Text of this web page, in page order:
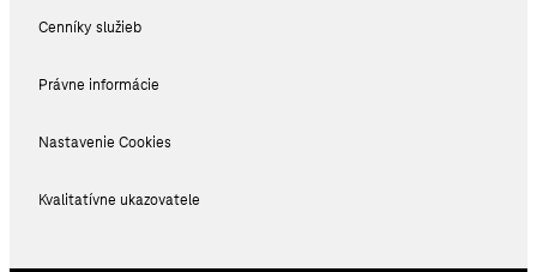
Cenníky služieb
Právne informácie
Nastavenie Cookies
Kvalitatívne ukazovatele